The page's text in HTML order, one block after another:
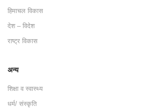
हिमाचल विकास
देश – विदेश
राष्ट्र विकास
अन्य
शिक्षा व स्वास्थ्य
धर्म/ संस्कृति